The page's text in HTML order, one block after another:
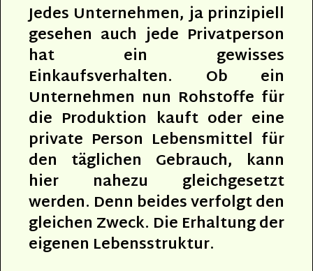
Jedes Unternehmen, ja prinzipiell
gesehen auch jede Privatperson
hat ein gewisses
Einkaufsverhalten. Ob ein
Unternehmen nun Rohstoffe für
die Produktion kauft oder eine
private Person Lebensmittel für
den täglichen Gebrauch, kann
hier nahezu gleichgesetzt
werden. Denn beides verfolgt den
gleichen Zweck. Die Erhaltung der
eigenen Lebensstruktur.